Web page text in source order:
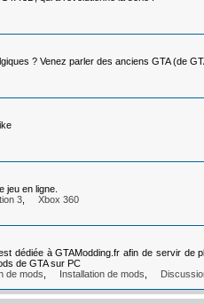
? Venez parler des anciens GTA (de
jeu en ligne.
3, Xbox 360
dédiée à GTAModding.fr afin de servir de
de GTA sur PC
de mods Installation de mods